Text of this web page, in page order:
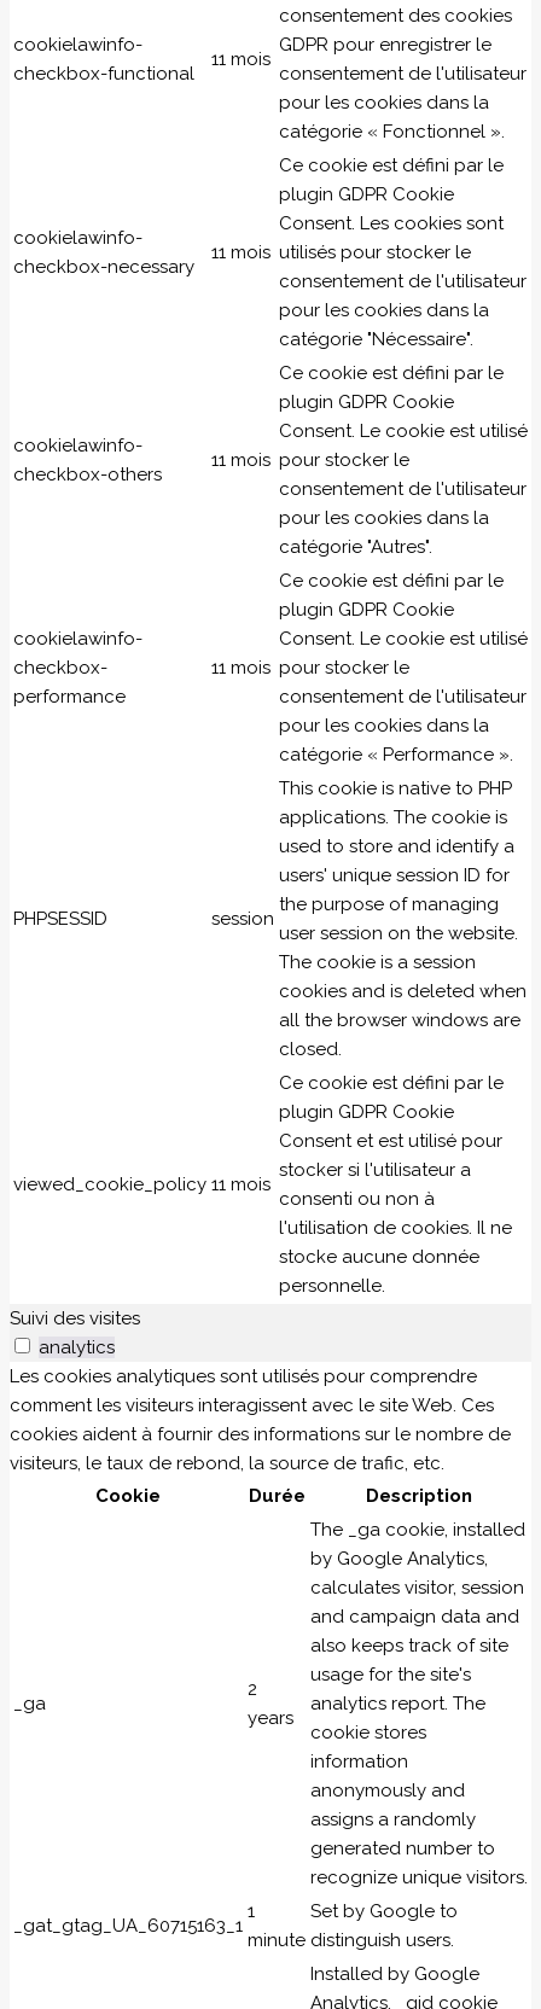
cookielawinfo-
checkbox-functional
11 mois
consentement des cookies
GDPR pour enregistrer le
consentement de l'utilisateur
pour les cookies dans la
catégorie « Fonctionnel ».
cookielawinfo-
checkbox-necessary
11 mois
Ce cookie est défini par le
plugin GDPR Cookie
Consent. Les cookies sont
utilisés pour stocker le
consentement de l'utilisateur
pour les cookies dans la
catégorie "Nécessaire".
cookielawinfo-
checkbox-others
11 mois
Ce cookie est défini par le
plugin GDPR Cookie
Consent. Le cookie est utilisé
pour stocker le
consentement de l'utilisateur
pour les cookies dans la
catégorie "Autres".
cookielawinfo-
checkbox-
performance
11 mois
Ce cookie est défini par le
plugin GDPR Cookie
Consent. Le cookie est utilisé
pour stocker le
consentement de l'utilisateur
pour les cookies dans la
catégorie « Performance ».
PHPSESSID session
This cookie is native to PHP
applications. The cookie is
used to store and identify a
users' unique session ID for
the purpose of managing
user session on the website.
The cookie is a session
cookies and is deleted when
all the browser windows are
closed.
viewed_cookie_policy 11 mois
Ce cookie est défini par le
plugin GDPR Cookie
Consent et est utilisé pour
stocker si l'utilisateur a
consenti ou non à
l'utilisation de cookies. Il ne
stocke aucune donnée
personnelle.
Suivi des visites
analytics
Les cookies analytiques sont utilisés pour comprendre
comment les visiteurs interagissent avec le site Web. Ces
cookies aident à fournir des informations sur le nombre de
visiteurs, le taux de rebond, la source de trafic, etc.
Cookie
Durée Description
_ga
2
years
The _ga cookie, installed
by Google Analytics,
calculates visitor, session
and campaign data and
also keeps track of site
usage for the site's
analytics report. The
cookie stores
information
anonymously and
assigns a randomly
generated number to
recognize unique visitors.
_gat_gtag_UA_60715163_1
1
minute
Set by Google to
distinguish users.
Installed by Google
Analytics, _gid cookie